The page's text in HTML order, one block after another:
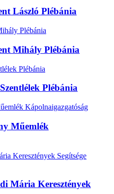
László Plébánia
Mihály Plébánia
Plébánia
Műemlék
Mária Keresztények